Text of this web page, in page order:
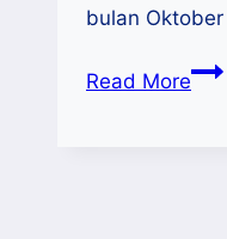
bulan
Read More